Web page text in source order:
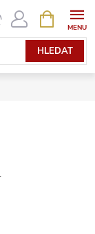
HLEDAT
NÁKUPNÍ
KOŠÍK